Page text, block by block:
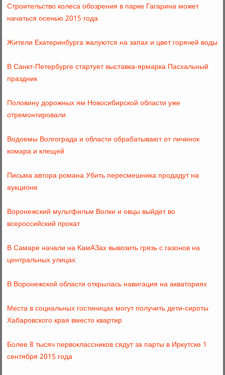
Строительство колеса обозрения в парке Гагарина может
начаться осенью 2015 года
Жители Екатеринбурга жалуются на запах и цвет горячей воды
В Санкт-Петербурге стартует выставка-ярмарка Пасхальный
праздник
Половину дорожных ям Новосибирской области уже
отремонтировали
Водоемы Волгограда и области обрабатывают от личинок
комара и клещей
Письма автора романа Убить пересмешника продадут на
аукционе
Воронежский мультфильм Волки и овцы выйдет во
всероссийский прокат
В Самаре начали на КамАЗах вывозить грязь с газонов на
центральных улицах
В Воронежской области открылась навигация на акваториях
Места в социальных гостиницах могут получить дети-сироты
Хабаровского края вместо квартир
Более 8 тысяч первоклассников сядут за парты в Иркутске 1
сентября 2015 года